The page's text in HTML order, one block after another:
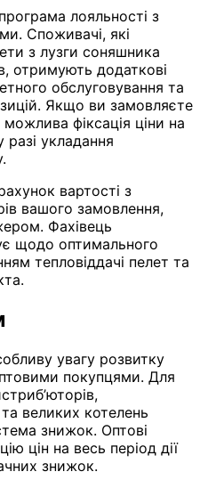
лояльності з
Споживачі, які
з лузги соняшника
отримують додаткові
обслуговування та
Якщо ви замовляєте
фіксація ціни на
укладання
вартості з
вашого замовлення,
Фахівець
щодо оптимального
тепловіддачі пелет та
увагу розвитку
покупцями. Для
великих котелень
знижок. Оптові
цін на весь період дії
знижок.